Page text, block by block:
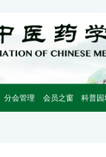
分会管理 会员之窗 科普园